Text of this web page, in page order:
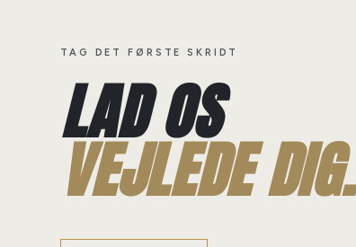
TAG DET FØRSTE SKRIDT
LAD OS
VEJLEDE DIG.